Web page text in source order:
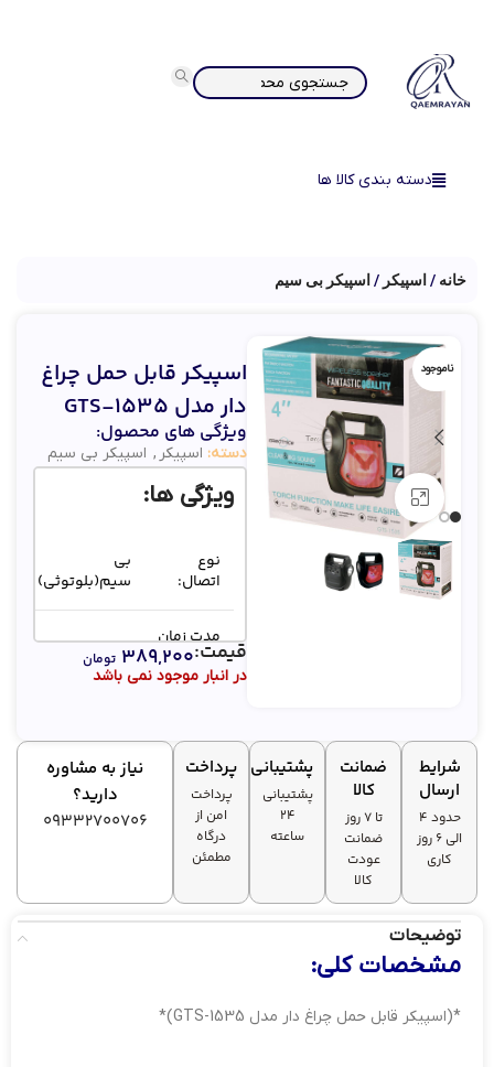
دسته بندی کالا ها
خانه اسپیکر اسپیکر بی سیم
ناموجود
بزرگنمایی تصویر
اسپیکر قابل حمل چراغ
دار مدل GTS-1535
ویژگی های محصول:
دسته: اسپیکر , اسپیکر بی سیم
ویژگی ها:
نوع
اتصال:
بی
سیم(بلوتوثی)
مدت زمان
پخش
موسیقی:
در حدود 6
ساعت
پشتیبانی
از
کارت‌های
حافظه و
فلش
مموری:
✅ تا ظرفیت
32 گیگیابایت
در انبار موجود نمی باشد
قیمت:۳۸۹,۲۰۰ تومان
شرایط
ارسال
حدود 4
الی 6 روز
کاری
ضمانت
کالا
تا ۷ روز
ضمانت
عودت
کالا
پشتیبانی
پشتیبانی
۲۴
ساعته
پرداخت
پرداخت
امن از
درگاه
مطمئن
نیاز به مشاوره
دارید؟
09332700706
توضیحات
مشخصات کلی:
*(اسپیکر قابل حمل چراغ دار مدل GTS-1535)*